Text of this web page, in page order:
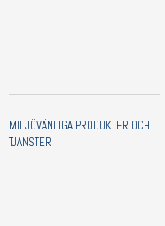
MILJÖVÄNLIGA PRODUKTER OCH
TJÄNSTER